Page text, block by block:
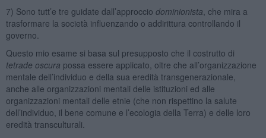
7) Sono tutt’e tre guidate dall’approccio dominionista , che mira a
trasformare la società influenzando o addirittura controllando il
governo.
Questo mio esame si basa sul presupposto che il costrutto di
tetrade oscura possa essere applicato, oltre che all’organizzazione
mentale dell’individuo e della sua eredità transgenerazionale,
anche alle organizzazioni mentali delle istituzioni ed alle
organizzazioni mentali delle etnie (che non rispettino la salute
dell’individuo, il bene comune e l’ecologia della Terra) e delle loro
eredità transculturali.